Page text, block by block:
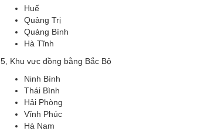
Huế
Quảng Trị
Quảng Bình
Hà Tĩnh
5, Khu vực đồng bằng Bắc Bộ
Ninh Bình
Thái Bình
Hải Phòng
Vĩnh Phúc
Hà Nam